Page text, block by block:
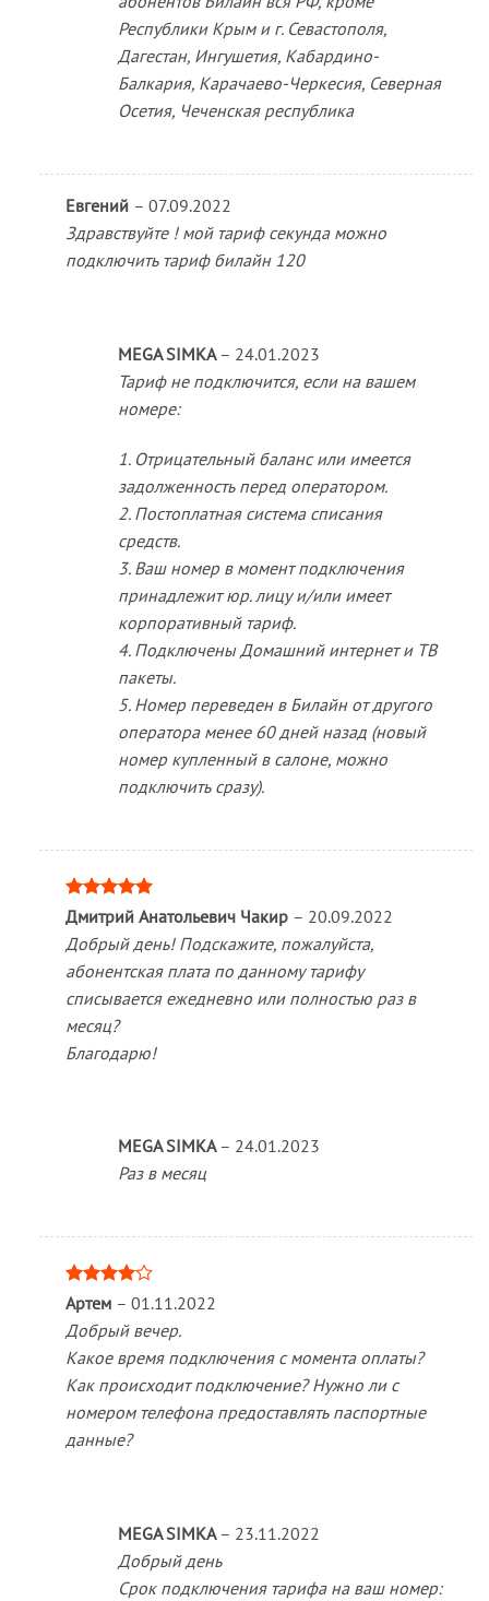
Республики Крым и г. Севастополя,
Дагестан, Ингушетия, Кабардино-
Балкария, Карачаево-Черкесия, Северная
Осетия, Чеченская республика
Евгений – 07.09.2022
Здравствуйте ! мой тариф секунда можно
подключить тариф билайн 120
MEGA SIMKA – 24.01.2023
Тариф не подключится, если на вашем
номере:
1. Отрицательный баланс или имеется
задолженность перед оператором.
2. Постоплатная система списания
средств.
3. Ваш номер в момент подключения
принадлежит юр. лицу и/или имеет
корпоративный тариф.
4. Подключены Домашний интернет и ТВ
пакеты.
5. Номер переведен в Билайн от другого
оператора менее 60 дней назад (новый
номер купленный в салоне, можно
подключить сразу).
Оценка5
из 5
Дмитрий Анатольевич Чакир – 20.09.2022
Добрый день! Подскажите, пожалуйста,
абонентская плата по данному тарифу
списывается ежедневно или полностью раз в
месяц?
Благодарю!
MEGA SIMKA – 24.01.2023
Раз в месяц
Оценка
из 5
Артем – 01.11.2022
Добрый вечер.
Какое время подключения с момента оплаты?
Как происходит подключение? Нужно ли с
номером телефона предоставлять паспортные
данные?
MEGA SIMKA – 23.11.2022
Добрый день
Срок подключения тарифа на ваш номер: